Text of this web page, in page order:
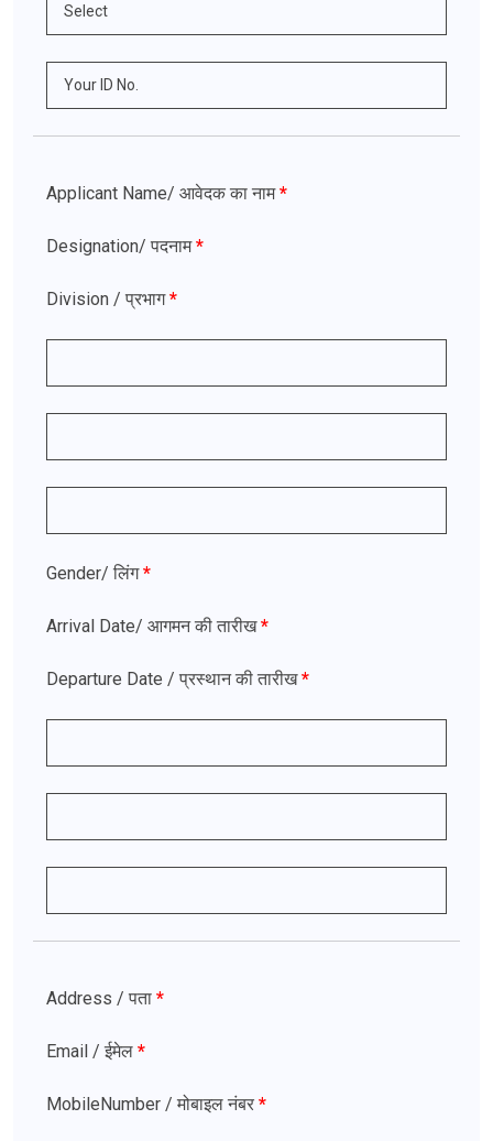
Applicant Name/ आवेदक का नाम*
Designation/ पदनाम*
Division / प्रभाग*
Gender/ लिंग*
Arrival Date/ आगमन की तारीख*
Departure Date / प्रस्थान की तारीख*
Address / पता *
Email / ईमेल *
MobileNumber / मोबाइल नंबर *